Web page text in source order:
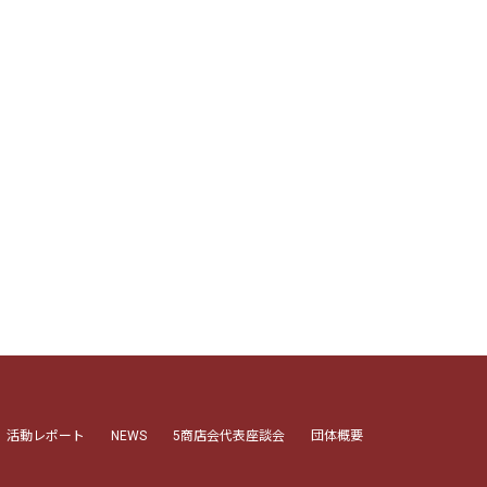
活動レポート NEWS 5商店会代表座談会 団体概要